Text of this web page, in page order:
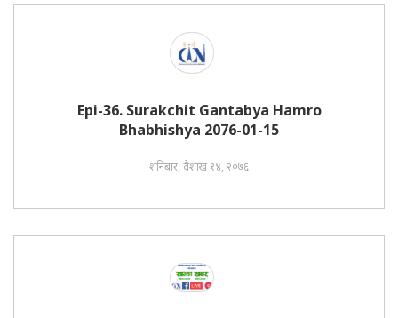
Epi-36. Surakchit Gantabya Hamro
Bhabhishya 2076-01-15
शनिबार, वैशाख १४, २०७६